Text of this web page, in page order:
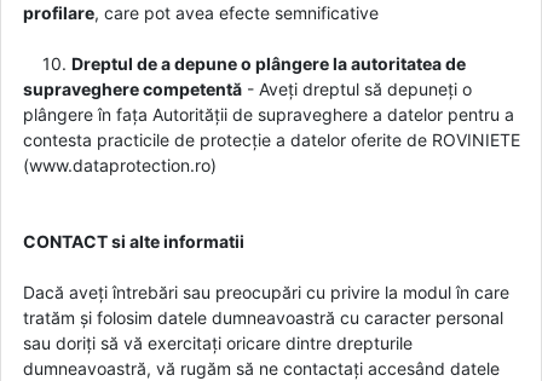
profilare, care pot avea efecte semnificative
10. Dreptul de a depune o plângere la autoritatea de
supraveghere competentă- Aveți dreptul să depuneți o
plângere în fața Autorității de supraveghere a datelor pentru a
contesta practicile de protecție a datelor oferite de ROVINIETE
(www.dataprotection.ro)
CONTACT si alte informatii
Dacă aveți întrebări sau preocupări cu privire la modul în care
tratăm și folosim datele dumneavoastră cu caracter personal
sau doriți să vă exercitați oricare dintre drepturile
dumneavoastră, vă rugăm să ne contactați accesând datele